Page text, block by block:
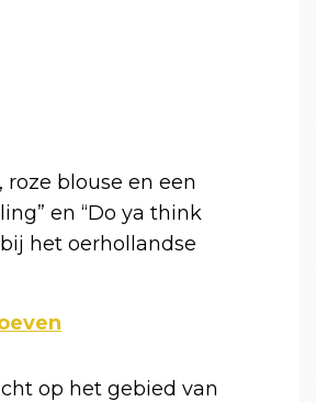
blouse en een
en “Do ya think
het oerhollandse
op het gebied van